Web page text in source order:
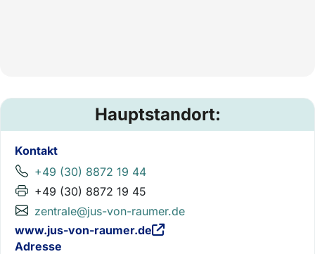
Hauptstandort:
Kontakt
+49 (30) 8872 19 44
+49 (30) 8872 19 45
zentrale@jus-von-raumer.de
www.jus-von-raumer.de
Adresse